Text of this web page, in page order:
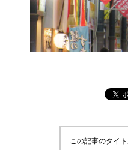
この記事のタイ